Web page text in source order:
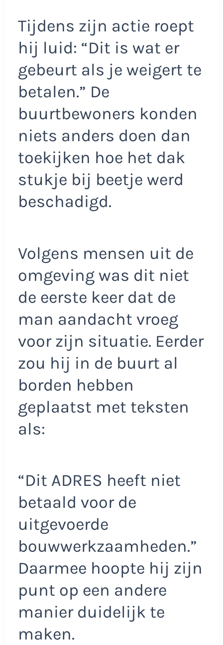
Tijdens zijn actie roept
hij luid: “Dit is wat er
gebeurt als je weigert te
betalen.” De
buurtbewoners konden
niets anders doen dan
toekijken hoe het dak
stukje bij beetje werd
beschadigd.
Volgens mensen uit de
omgeving was dit niet
de eerste keer dat de
man aandacht vroeg
voor zijn situatie. Eerder
zou hij in de buurt al
borden hebben
geplaatst met teksten
als:
“Dit ADRES heeft niet
betaald voor de
uitgevoerde
bouwwerkzaamheden.”
Daarmee hoopte hij zijn
punt op een andere
manier duidelijk te
maken.